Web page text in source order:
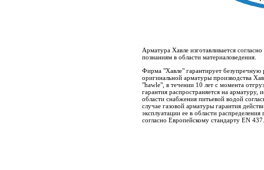
Арматура Хавле изготавливается
познаниям в области материаловедения.
Фирма "Хавле" гарантирует безупречную
оригинальной арматуры производства
"hawle", в течении 10 лет с момента
гарантия распространяется на арматуру,
области снабжения питьевой водой
случае газовой арматуры гарантия
эксплуатации ее в области распределения
согласно Европейскому стандарту EN 437.